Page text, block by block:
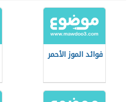
فوائد الموز الأحمر